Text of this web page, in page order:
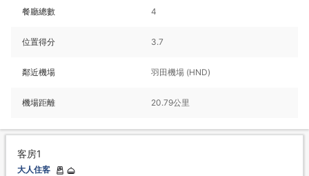
餐廳總數 4
位置得分 3.7
鄰近機場 羽田機場 (HND)
機場距離 20.79公里
客房1
大人住客